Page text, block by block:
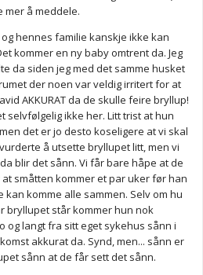
å meddele.
hennes familie kanskje ikke kan
kommer en ny baby omtrent da. Jeg
da siden jeg med det samme husket
der noen var veldig irritert for at
AKKURAT da de skulle feire bryllup!
selvfølgelig ikke her. Litt trist at hun
det er jo desto koseligere at vi skal
å utsette bryllupet litt, men vi
blir det sånn. Vi får bare håpe at de
småtten kommer et par uker før han
kan komme alle sammen. Selv om hu
bryllupet står kommer hun nok
og langt fra sitt eget sykehus sånn i
akkurat da. Synd, men... sånn er
sånn at de får sett det sånn.